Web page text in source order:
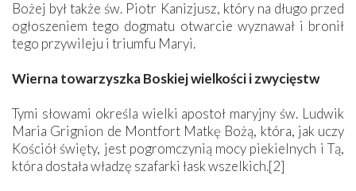
Bożej był także św. Piotr Kanizjusz, który na długo przed
ogłoszeniem tego dogmatu otwarcie wyznawał i bronił
tego przywileju i triumfu Maryi.
Wierna towarzyszka Boskiej wielkości i zwycięstw
Tymi słowami określa wielki apostoł maryjny św. Ludwik
Maria Grignion de Montfort Matkę Bożą, która, jak uczy
Kościół święty, jest pogromczynią mocy piekielnych i Tą,
która dostała władzę szafarki łask wszelkich.[2]